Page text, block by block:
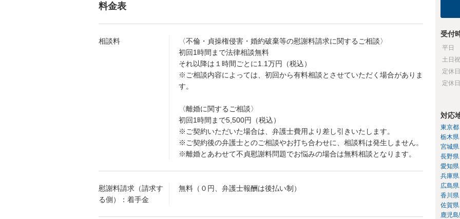
料金表
相談料
〈不倫・貞操権侵害・婚約破棄等の慰謝料請求に関するご相談〉
初回1時間まで法律相談無料
それ以降は１時間ごとに1.1万円（税込）
※ご相談内容によっては、初回から有料相談とさせていただく場合がありま
す。
〈離婚に関するご相談〉
初回1時間まで5,500円（税込）
※ご契約いただいた場合は、弁護士費用より差し引きいたします。
※ご契約後の弁護士とのご相談やお打ち合わせに、相談料は発生しません。
※離婚とあわせて不貞慰謝料問題でお悩みの場合は無料相談となります。
慰謝料請求（請求す
る側）：着手金
無料（０円、弁護士報酬は後払い制）
受付
平日
土日
定休日
定休
対応
東京都
栃木県
宮城県
長野県
愛知県
兵庫県
広島県
香川県
佐賀県
鹿児